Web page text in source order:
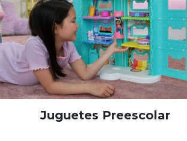
Juguetes Preescolar